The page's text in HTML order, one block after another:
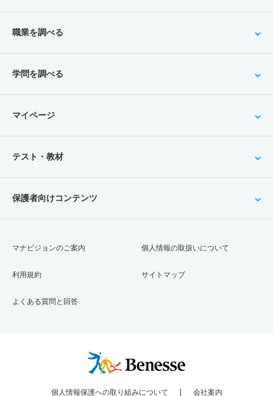
職業を調べる
学問を調べる
マイページ
テスト・教材
保護者向けコンテンツ
マナビジョンのご案内
利用規約
よくある質問と回答
個人情報の取扱いについて
サイトマップ
個人情報保護への取り組みについて 会社案内